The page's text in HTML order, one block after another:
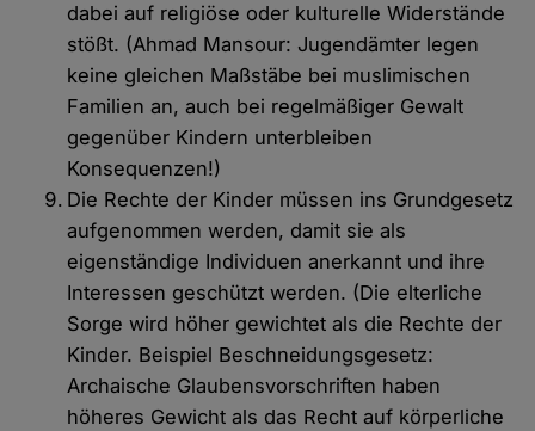
dabei auf religiöse oder kulturelle Widerstände
stößt. (Ahmad Mansour: Jugendämter legen
keine gleichen Maßstäbe bei muslimischen
Familien an, auch bei regelmäßiger Gewalt
gegenüber Kindern unterbleiben
Konsequenzen!)
Die Rechte der Kinder müssen ins Grundgesetz
aufgenommen werden, damit sie als
eigenständige Individuen anerkannt und ihre
Interessen geschützt werden. (Die elterliche
Sorge wird höher gewichtet als die Rechte der
Kinder. Beispiel Beschneidungsgesetz:
Archaische Glaubensvorschriften haben
höheres Gewicht als das Recht auf körperliche